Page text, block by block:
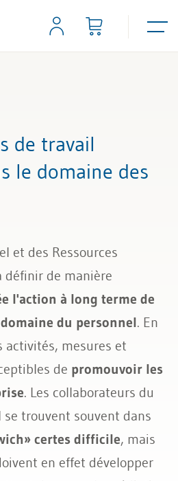
de travail
le domaine des
et des Ressources
définir de manière
l'action à long terme de
du personnel. En
mesures et
de promouvoir les
. Les collaborateurs du
trouvent souvent dans
certes difficile, mais
en effet développer